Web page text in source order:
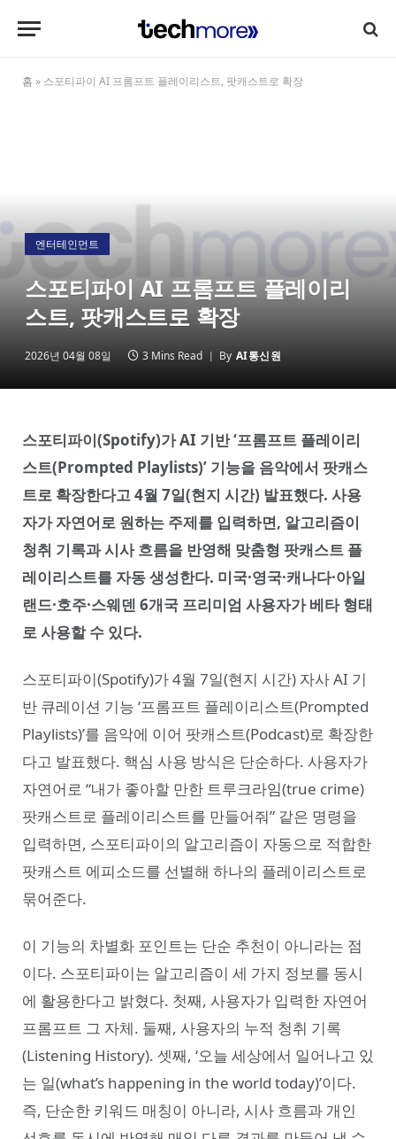
홈 » 스포티파이 AI 프롬프트 플레이리스트, 팟캐스트로 확장
엔터테인먼트
스포티파이 AI 프롬프트 플레이리
스트, 팟캐스트로 확장
2026년 04월 08일 3 Mins Read By AI통신원
스포티파이(Spotify)가 AI 기반 ‘프롬프트 플레이리
스트(Prompted Playlists)’ 기능을 음악에서 팟캐스
트로 확장한다고 4월 7일(현지 시간) 발표했다. 사용
자가 자연어로 원하는 주제를 입력하면, 알고리즘이
청취 기록과 시사 흐름을 반영해 맞춤형 팟캐스트 플
레이리스트를 자동 생성한다. 미국·영국·캐나다·아일
랜드·호주·스웨덴 6개국 프리미엄 사용자가 베타 형태
로 사용할 수 있다.
스포티파이(Spotify)가 4월 7일(현지 시간) 자사 AI 기
반 큐레이션 기능 ‘프롬프트 플레이리스트(Prompted
Playlists)’를 음악에 이어 팟캐스트(Podcast)로 확장한
다고 발표했다. 핵심 사용 방식은 단순하다. 사용자가
자연어로 “내가 좋아할 만한 트루크라임(true crime)
팟캐스트로 플레이리스트를 만들어줘” 같은 명령을
입력하면, 스포티파이의 알고리즘이 자동으로 적합한
팟캐스트 에피소드를 선별해 하나의 플레이리스트로
묶어준다.
이 기능의 차별화 포인트는 단순 추천이 아니라는 점
이다. 스포티파이는 알고리즘이 세 가지 정보를 동시
에 활용한다고 밝혔다. 첫째, 사용자가 입력한 자연어
프롬프트 그 자체. 둘째, 사용자의 누적 청취 기록
(Listening History). 셋째, ‘오늘 세상에서 일어나고 있
는 일(what’s happening in the world today)’이다.
즉, 단순한 키워드 매칭이 아니라, 시사 흐름과 개인